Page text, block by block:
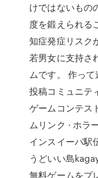
けではないもの
度を鍛えられる
知症発症リスク
若男女に支持さ
ムです。 作っ
投稿コミュニテ
ゲームコンテス
ムリンク · ホラ
インスイーパ駅
うどいい島
無料ゲームをプ